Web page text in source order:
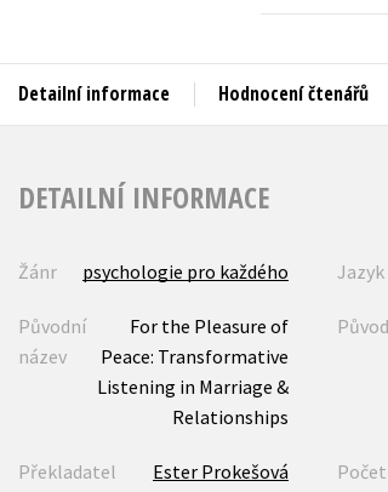
Komiks
Detailní informace Hodnocení čtenářů
DETAILNÍ INFORMACE
Žánr psychologie pro každého Jazyk
Původní
název
For the Pleasure of
Peace: Transformative
Listening in Marriage &
Relationships
Překladatel Ester Prokešová